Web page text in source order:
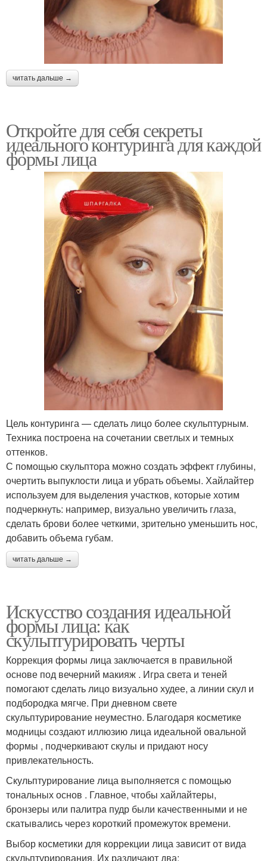
читать дальше →
Откройте для себя секреты
идеального контуринга для каждой
формы лица
Цель контуринга — сделать лицо более скульптурным.
Техника построена на сочетании светлых и темных
оттенков.
С помощью скульптора можно создать эффект глубины,
очертить выпуклости лица и убрать объемы. Хайлайтер
используем для выделения участков, которые хотим
подчеркнуть: например, визуально увеличить глаза,
сделать брови более четкими, зрительно уменьшить нос,
добавить объема губам.
читать дальше →
Искусство создания идеальной
формы лица: как
скульптурировать черты
Коррекция формы лица заключается в правильной
основе под вечерний макияж . Игра света и теней
помогают сделать лицо визуально худее, а линии скул и
подбородка мягче. При дневном свете
скульптурирование неуместно. Благодаря косметике
модницы создают иллюзию лица идеальной овальной
формы , подчеркивают скулы и придают носу
привлекательность.
Скульптурирование лица выполняется с помощью
тональных основ . Главное, чтобы хайлайтеры,
бронзеры или палитра пудр были качественными и не
скатывались через короткий промежуток времени.
Выбор косметики для коррекции лица зависит от вида
скульптурирования. Их различают два: